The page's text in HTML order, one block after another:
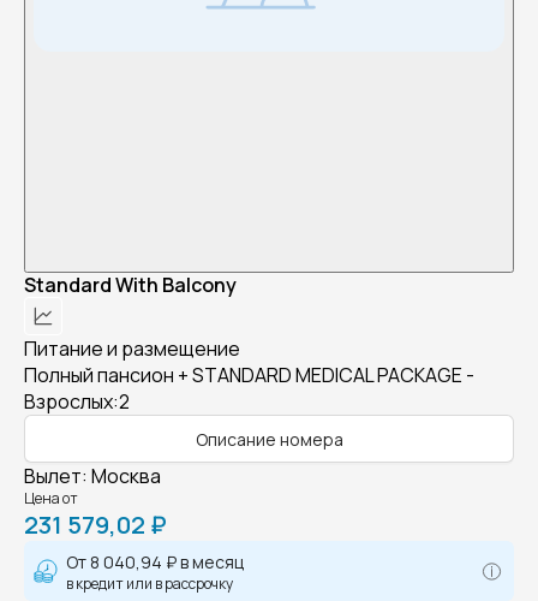
Standard With Balcony
Питание и размещение
Полный пансион + STANDARD MEDICAL PACKAGE -
Взрослых:2
Описание номера
Вылет: Москва
Цена от
231 579,02 ₽
От 8 040,94 ₽в месяц
в кредит или в рассрочку